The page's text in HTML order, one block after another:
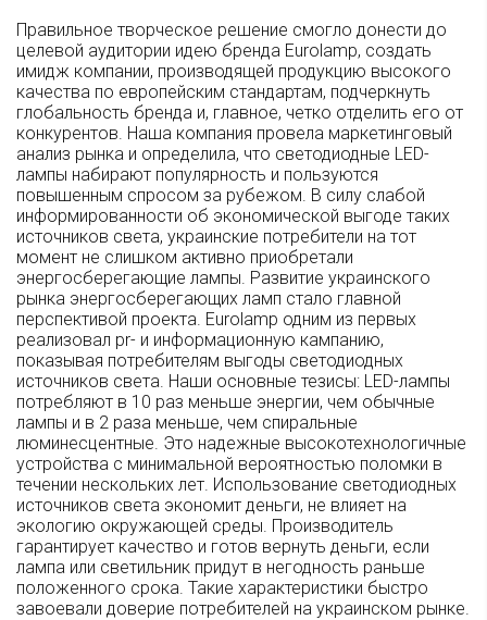
Правильное творческое решение смогло донести до
целевой аудитории идею бренда Eurolamp, создать
имидж компании, производящей продукцию высокого
качества по европейским стандартам, подчеркнуть
глобальность бренда и, главное, четко отделить его от
конкурентов. Наша компания провела маркетинговый
анализ рынка и определила, что светодиодные LED-
лампы набирают популярность и пользуются
повышенным спросом за рубежом. В силу слабой
информированности об экономической выгоде таких
источников света, украинские потребители на тот
момент не слишком активно приобретали
энергосберегающие лампы. Развитие украинского
рынка энергосберегающих ламп стало главной
перспективой проекта. Eurolamp одним из первых
реализовал pr- и информационную кампанию,
показывая потребителям выгоды светодиодных
источников света. Наши основные тезисы: LED-лампы
потребляют в 10 раз меньше энергии, чем обычные
лампы и в 2 раза меньше, чем спиральные
люминесцентные. Это надежные высокотехнологичные
устройства с минимальной вероятностью поломки в
течении нескольких лет. Использование светодиодных
источников света экономит деньги, не влияет на
экологию окружающей среды. Производитель
гарантирует качество и готов вернуть деньги, если
лампа или светильник придут в негодность раньше
положенного срока. Такие характеристики быстро
завоевали доверие потребителей на украинском рынке.